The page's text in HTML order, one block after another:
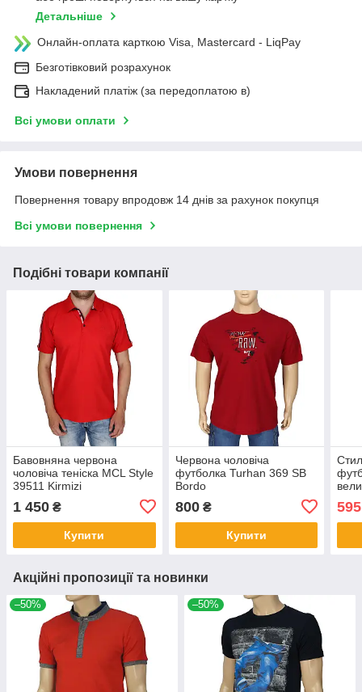
Детальніше
Онлайн-оплата карткою Visa, Mastercard - LiqPay
Безготівковий розрахунок
Накладений платіж (за передоплатою в)
Всі умови оплати
Умови повернення
Повернення товару впродовж 14 днів за рахунок покупця
Всі умови повернення
Подібні товари компанії
Бавовняна червона
чоловіча теніска MCL Style
39511 Kirmizi
1 450 ₴
Купити
Червона чоловіча
футболка Turhan 369 SB
Bordo
800₴
Купити
595
Акційні пропозиції та новинки
–50% –50%